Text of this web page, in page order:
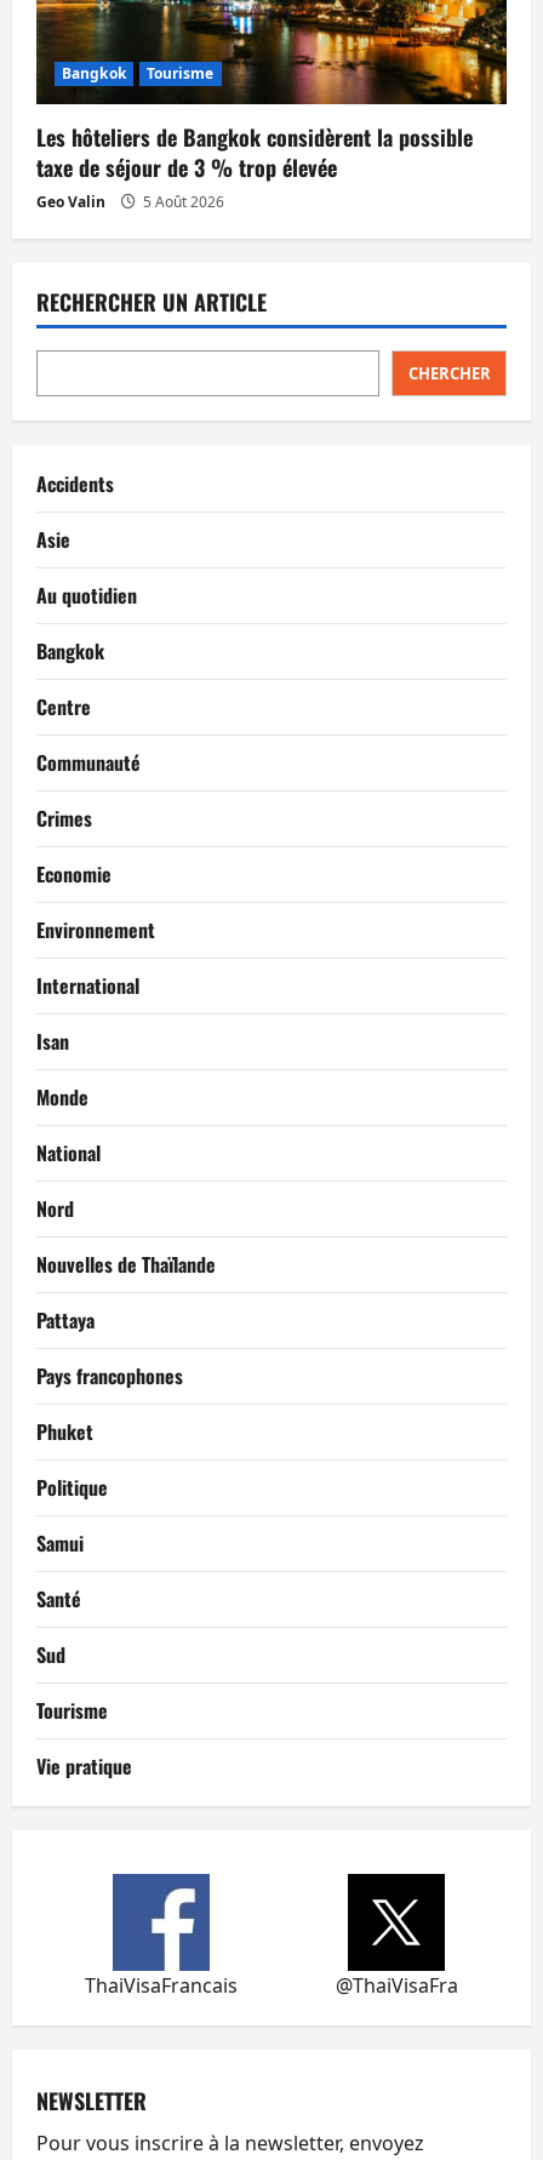
Bangkok Tourisme
Les hôteliers de Bangkok considèrent la possible
taxe de séjour de 3 % trop élevée
Geo Valin 5 Août 2026
RECHERCHER UN ARTICLE
CHERCHER
Accidents
Asie
Au quotidien
Bangkok
Centre
Communauté
Crimes
Economie
Environnement
International
Isan
Monde
National
Nord
Nouvelles de Thaïlande
Pattaya
Pays francophones
Phuket
Politique
Samui
Santé
Sud
Tourisme
Vie pratique
ThaiVisaFrancais @ThaiVisaFra
NEWSLETTER
Pour vous inscrire à la newsletter, envoyez